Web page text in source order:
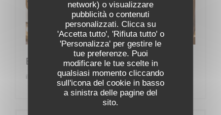
network) o visualizzare
pubblicità o contenuti
personalizzati. Clicca su
'Accetta tutto', 'Rifiuta tutto' o
'Personalizza' per gestire le
tue preferenze. Puoi
modificare le tue scelte in
qualsiasi momento cliccando
sull'icona del cookie in basso
a sinistra delle pagine del
sito.
il 11/09/2026 da 18h00 a 23h45
Brauhaus Wiesn Anstich